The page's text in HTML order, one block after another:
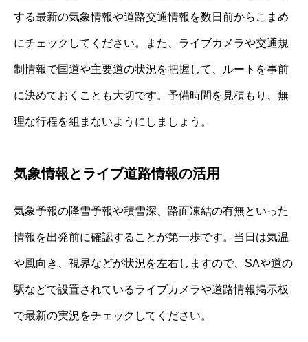
する最新の気象情報や道路交通情報を数日前からこまめ
にチェックしてください。また、ライブカメラや交通規
制情報で国道や主要道の状況を把握して、ルートを事前
に決めておくことも大切です。予備時間を見積もり、無
理な行程を組まないようにしましょう。
気象情報とライブ道路情報の活用
気象予報の降雪予報や積雪深、路面凍結の有無といった
情報を出発前に確認することが第一歩です。当日は気温
や風向き、視界などが状況を左右しますので、SAや道の
駅などで設置されているライブカメラや道路情報掲示板
で最新の実況をチェックしてください。